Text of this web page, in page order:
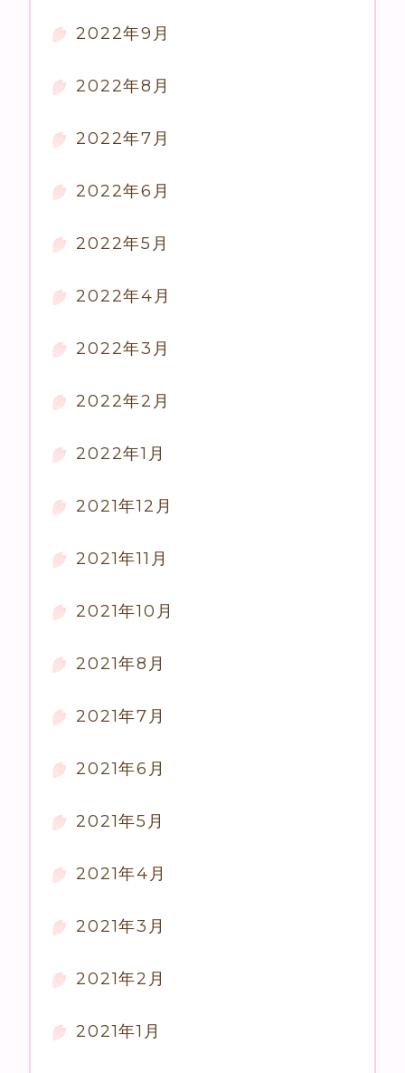
2022年9月
2022年8月
2022年7月
2022年6月
2022年5月
2022年4月
2022年3月
2022年2月
2022年1月
2021年12月
2021年11月
2021年10月
2021年8月
2021年7月
2021年6月
2021年5月
2021年4月
2021年3月
2021年2月
2021年1月